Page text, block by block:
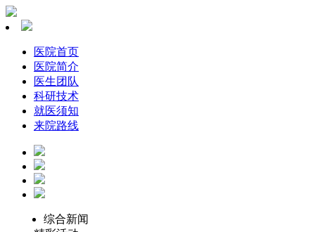
医院首页
医院简介
医生团队
科研技术
就医须知
来院路线
综合新闻